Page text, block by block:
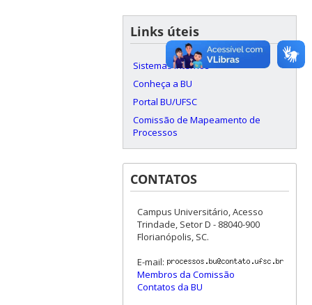
Links úteis
Sistemas internos
Conheça a BU
Portal BU/UFSC
Comissão de Mapeamento de
Processos
CONTATOS
Campus Universitário, Acesso
Trindade, Setor D - 88040-900
Florianópolis, SC.
E-mail:
Membros da Comissão
Contatos da BU